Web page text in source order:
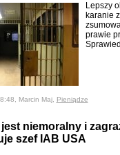
Lepszy
karanie
prawie
Marcin Maj, Pieniądze
niemoralny i
szef IAB USA